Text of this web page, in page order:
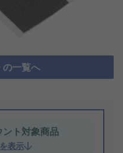
の一覧へ
ト対象商品
表示